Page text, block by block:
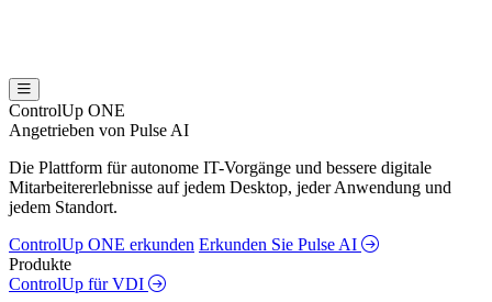
ControlUp ONE
Angetrieben von Pulse AI
Die Plattform für autonome IT-Vorgänge und bessere digitale
Mitarbeitererlebnisse auf jedem Desktop, jeder Anwendung und
jedem Standort.
ControlUp ONE erkunden Erkunden Sie Pulse AI
Produkte
ControlUp für VDI